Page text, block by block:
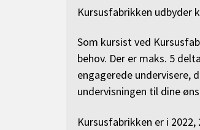
Kursusfabrikken udbyder
Som kursist ved
behov. Der er maks. 5
engagerede undervisere,
undervisningen til dine
Kursusfabrikken er i